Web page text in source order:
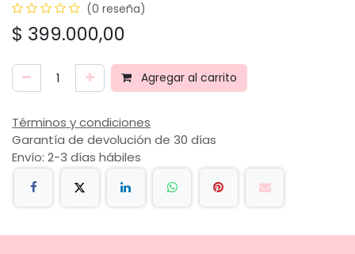
(0 reseña)
$ 399.000,00
Agregar al carrito
Términos y condiciones
Garantía de devolución de 30 días
Envío: 2-3 días hábiles